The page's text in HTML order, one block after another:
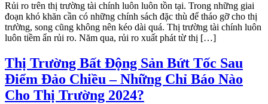
Rủi ro trên thị trường tài chính luôn luôn tồn tại. Trong những giai
đoạn khó khăn cần có những chính sách đặc thù để tháo gỡ cho thị
trường, song cũng không nên kéo dài quá. Thị trường tài chính luôn
luôn tiềm ẩn rủi ro. Năm qua, rủi ro xuất phát từ thị […]
Thị Trường Bất Động Sản Bứt Tốc Sau
Điểm Đảo Chiều – Những Chỉ Báo Nào
Cho Thị Trường 2024?